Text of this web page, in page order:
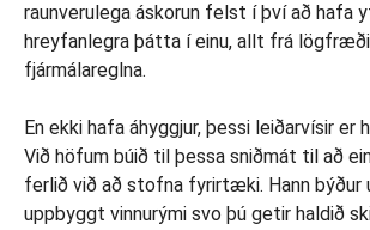
raunverulega áskorun felst í því að hafa
hreyfanlegra þátta í einu, allt frá
fjármálareglna.
En ekki hafa áhyggjur, þessi leiðarvísir er
Við höfum búið til þessa sniðmát til að
ferlið við að stofna fyrirtæki. Hann býður
uppbyggt vinnurými svo þú getir haldið